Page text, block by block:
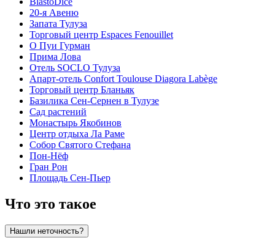
20-я Авеню
Запата Тулуза
Торговый центр Espaces Fenouillet
О Пуи Гурман
Прима Лова
Отель SOCLO Тулуза
Апарт-отель Confort Toulouse Diagora Labège
Торговый центр Бланьяк
Базилика Сен-Сернен в Тулузе
Сад растений
Монастырь Якобинов
Центр отдыха Ла Раме
Собор Святого Стефана
Пон-Нёф
Гран Рон
Площадь Сен-Пьер
Что это такое
Нашли неточность?